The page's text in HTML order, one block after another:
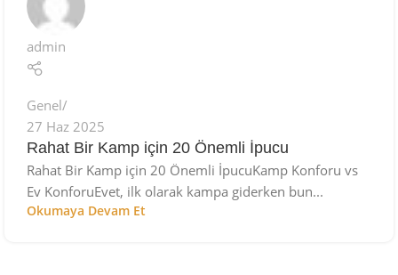
admin
Genel
27 Haz 2025
Rahat Bir Kamp için 20 Önemli İpucu
Rahat Bir Kamp için 20 Önemli İpucuKamp Konforu vs
Ev KonforuEvet, ilk olarak kampa giderken bun...
Okumaya Devam Et